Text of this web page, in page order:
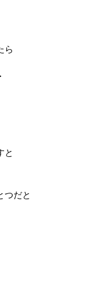
ら
と
つだと